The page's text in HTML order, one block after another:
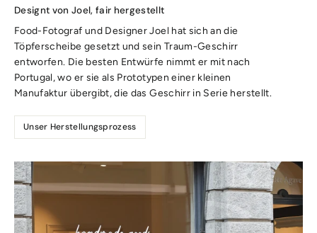
Designt von Joel, fair hergestellt
Food-Fotograf und Designer Joel hat sich an die
Töpferscheibe gesetzt und sein Traum-Geschirr
entworfen. Die besten Entwürfe nimmt er mit nach
Portugal, wo er sie als Prototypen einer kleinen
Manufaktur übergibt, die das Geschirr in Serie herstellt.
Unser Herstellungsprozess